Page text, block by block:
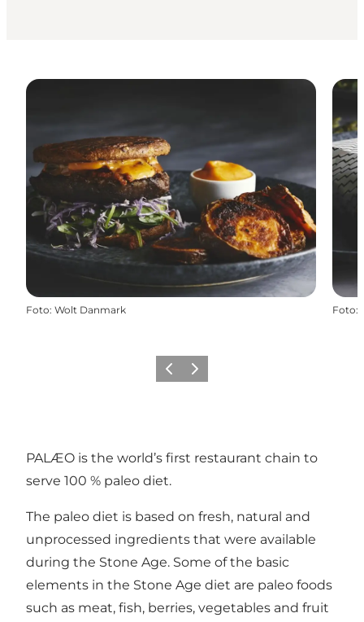
Foto: Wolt Danmark Foto:
Vorige Volgende
PALÆO is the world’s first restaurant chain to
serve 100 % paleo diet.
The paleo diet is based on fresh, natural and
unprocessed ingredients that were available
during the Stone Age. Some of the basic
elements in the Stone Age diet are paleo foods
such as meat, fish, berries, vegetables and fruit